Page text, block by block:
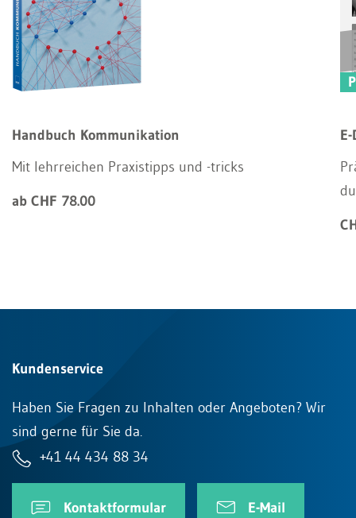
Handbuch Kommunikation
Mit lehrreichen Praxistipps und -tricks
ab CHF 78.00
Kundenservice
Haben Sie Fragen zu Inhalten oder Angeboten? Wir
sind gerne für Sie da.
+41 44 434 88 34
Kontaktformular E-Mail